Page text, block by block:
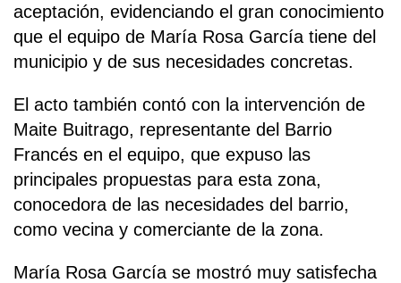
aceptación, evidenciando el gran conocimiento
que el equipo de María Rosa García tiene del
municipio y de sus necesidades concretas.
El acto también contó con la intervención de
Maite Buitrago, representante del Barrio
Francés en el equipo, que expuso las
principales propuestas para esta zona,
conocedora de las necesidades del barrio,
como vecina y comerciante de la zona.
María Rosa García se mostró muy satisfecha